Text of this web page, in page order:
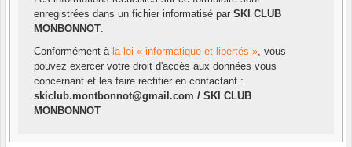
enregistrées dans un fichier informatisé par SKI CLUB
MONBONNOT.
Conformément à la loi « informatique et libertés », vous
pouvez exercer votre droit d'accès aux données vous
concernant et les faire rectifier en contactant :
skiclub.montbonnot@gmail.com / SKI CLUB
MONBONNOT